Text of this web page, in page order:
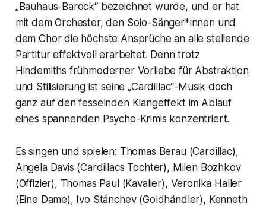
„Bauhaus-Barock“ bezeichnet wurde, und er hat
mit dem Orchester, den Solo-Sänger*innen und
dem Chor die höchste Ansprüche an alle stellende
Partitur effektvoll erarbeitet. Denn trotz
Hindemiths frühmoderner Vorliebe für Abstraktion
und Stilisierung ist seine „Cardillac“-Musik doch
ganz auf den fesselnden Klangeffekt im Ablauf
eines spannenden Psycho-Krimis konzentriert.
Es singen und spielen: Thomas Berau (Cardillac),
Angela Davis (Cardillacs Tochter), Milen Bozhkov
(Offizier), Thomas Paul (Kavalier), Veronika Haller
(Eine Dame), Ivo Stánchev (Goldhändler), Kenneth